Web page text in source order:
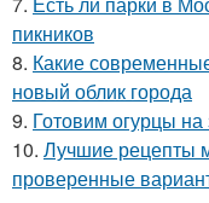
пикников
8. Какие
новый облик города
9. Готовим огурцы
10. Лучшие рецепты
проверенные